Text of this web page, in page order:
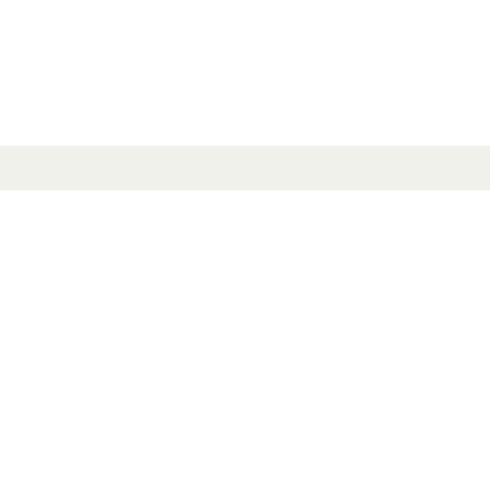
besonders leicht bedienen. Die
einem – Ofen und integrierte Steuerung.